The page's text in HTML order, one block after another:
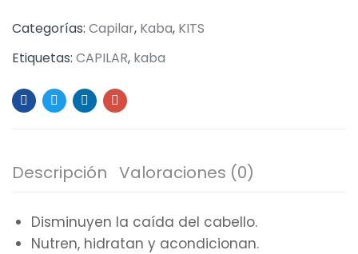
Categorías: Capilar, Kaba, KITS
Etiquetas: CAPILAR, kaba
Descripción Valoraciones (0)
Disminuyen la caída del cabello.
Nutren, hidratan y acondicionan.